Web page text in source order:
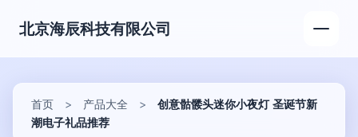
北京海辰科技有限公司
首页 > 产品大全 >
创意骷髅头迷你小夜灯 圣诞节新
潮电子礼品推荐